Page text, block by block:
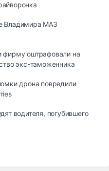
Владимира МАЗ
фирму оштрафовали на
экс-таможенника
дрона повредили
водителя, погубившего